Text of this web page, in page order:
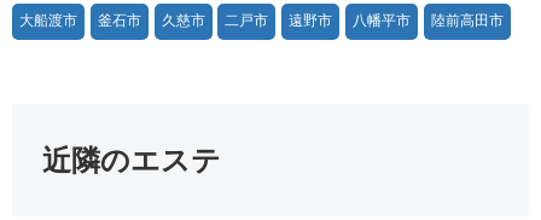
大船渡市 釜石市 久慈市 二戸市 遠野市 八幡平市 陸前高田市
近隣のエステ